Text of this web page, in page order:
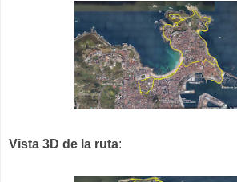
Vista 3D de la ruta: